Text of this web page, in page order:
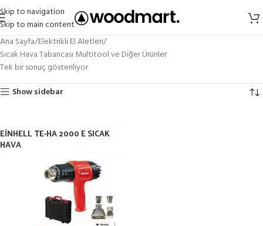
Skip to navigation
Skip to main content
Ana Sayfa Elektrikli El Aletleri
Sıcak Hava Tabancası Multitool ve Diğer Ürünler
Tek bir sonuç gösteriliyor
Show sidebar
EİNHELL TE-HA 2000 E SICAK
HAVA